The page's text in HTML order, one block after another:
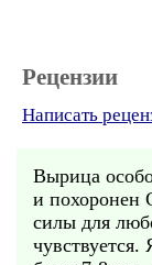
Рецензии
Написать
Вырица
и похоронен
силы для